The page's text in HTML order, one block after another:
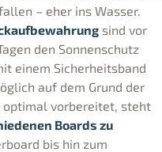
– eher ins Wasser.
sind vor
den Sonnenschutz
einem Sicherheitsband
auf dem Grund der
optimal vorbereitet, steht
Boards zu
bis hin zum